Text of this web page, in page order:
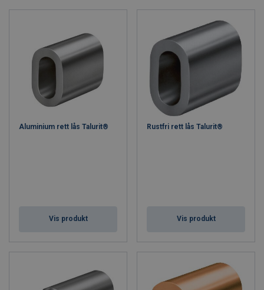
Alle våre talurit-låser er produsert for å møte eller overgå
industristandarder for ytelse og sikkerhet.
Aluminium rett lås Talurit®
Vis produkt
Rustfri rett lås Talurit®
Vis produkt